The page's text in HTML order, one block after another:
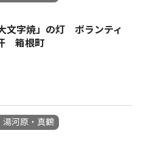
文字焼」の灯 ボランティ
箱根町
湯河原・真鶴